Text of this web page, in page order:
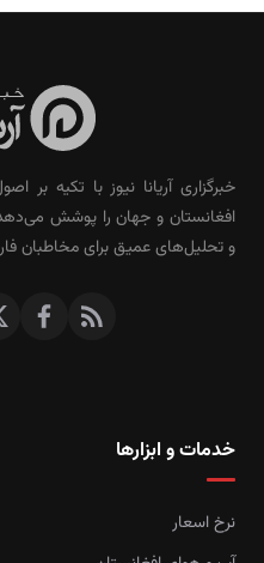
خبرگزاری آریانا نیوز با تکیه بر
افغانستان و جهان را پوشش
و تحلیل‌های عمیق برای مخاطبان
خدمات و ابزارها
نرخ اسعار